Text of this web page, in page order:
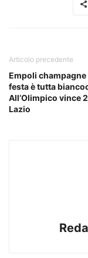
Articolo precedente
Empoli champagne
festa è tutta
All’Olimpico vince
Lazio